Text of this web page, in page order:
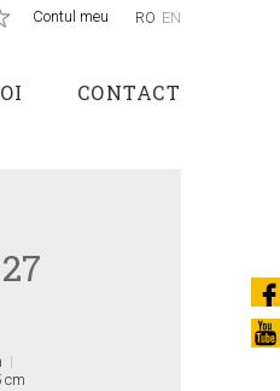
Contul meu RO EN
CONTACT
cm